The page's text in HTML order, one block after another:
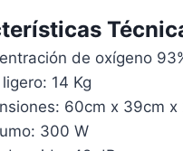
de oxígeno
14 Kg
60cm x 39cm x
300 W